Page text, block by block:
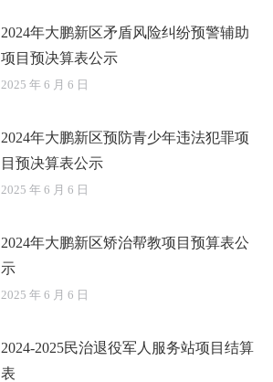
2024年大鹏新区矛盾风险纠纷预警辅助
项目预决算表公示
2025 年 6 月 6 日
2024年大鹏新区预防青少年违法犯罪项
目预决算表公示
2025 年 6 月 6 日
2024年大鹏新区矫治帮教项目预算表公
示
2025 年 6 月 6 日
2024-2025民治退役军人服务站项目结算
表